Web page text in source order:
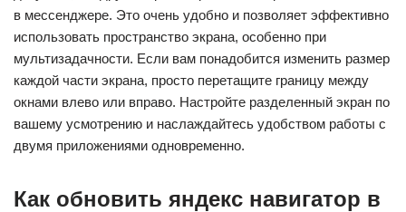
в мессенджере. Это очень удобно и позволяет эффективно
использовать пространство экрана, особенно при
мультизадачности. Если вам понадобится изменить размер
каждой части экрана, просто перетащите границу между
окнами влево или вправо. Настройте разделенный экран по
вашему усмотрению и наслаждайтесь удобством работы с
двумя приложениями одновременно.
Как обновить яндекс навигатор в